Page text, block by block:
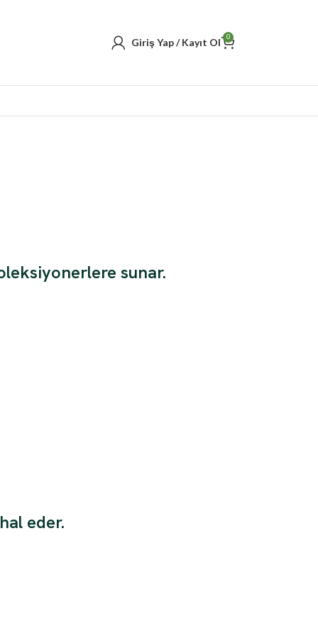
Giriş Yap / Kayıt Ol 0
sunar.
eder.